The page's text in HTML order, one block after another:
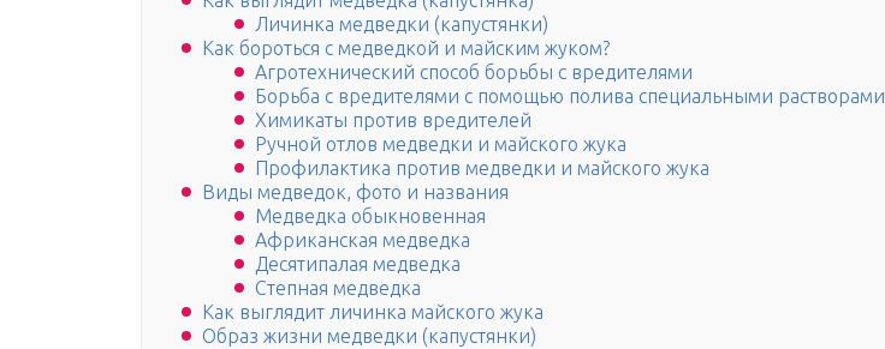
Личинка медведки (капустянки)
Как бороться с медведкой и майским жуком?
Агротехнический способ борьбы с вредителями
Борьба с вредителями с помощью полива специальными растворами
Химикаты против вредителей
Ручной отлов медведки и майского жука
Профилактика против медведки и майского жука
Виды медведок, фото и названия
Медведка обыкновенная
Африканская медведка
Десятипалая медведка
Степная медведка
Как выглядит личинка майского жука
Образ жизни медведки (капустянки)